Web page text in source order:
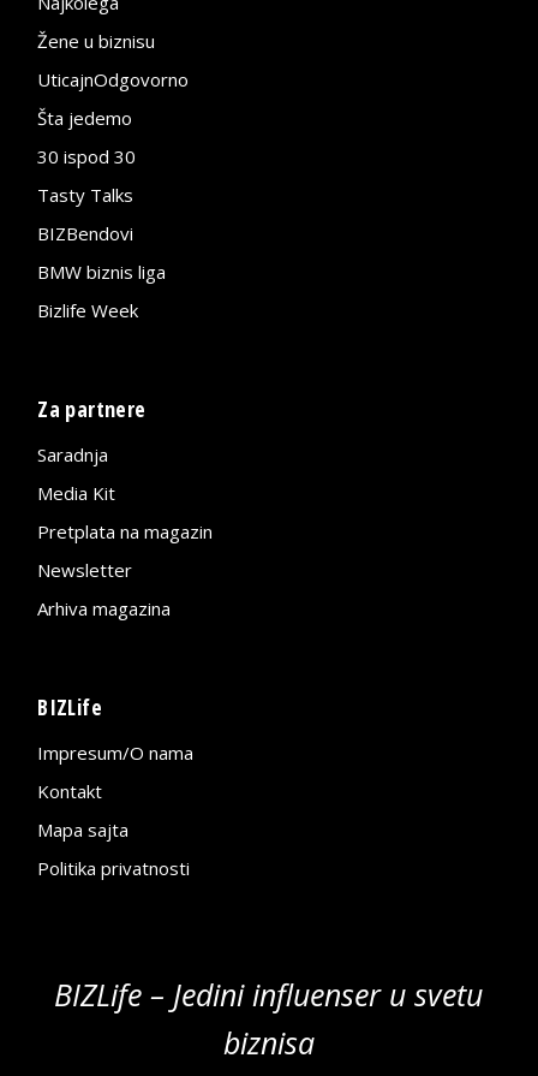
Žene u biznisu
UticajnOdgovorno
Šta jedemo
30 ispod 30
Tasty Talks
BIZBendovi
BMW biznis liga
Bizlife Week
Za partnere
Saradnja
Media Kit
Pretplata na magazin
Newsletter
Arhiva magazina
BIZLife
Impresum/O nama
Kontakt
Mapa sajta
Politika privatnosti
BIZLife – Jedini influenser u svetu
biznisa